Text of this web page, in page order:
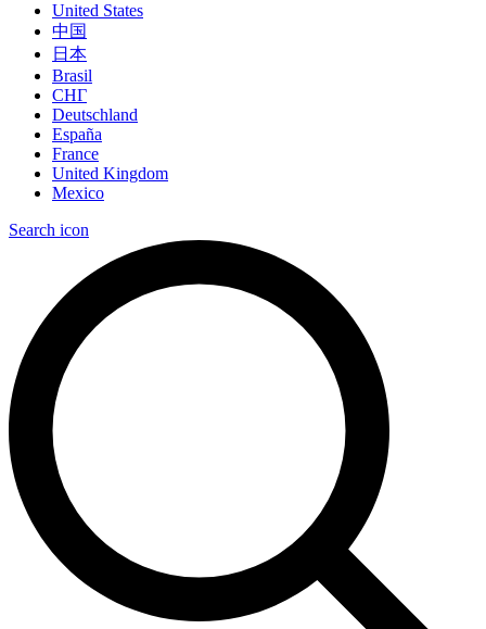
United States
中国
日本
Brasil
СНГ
Deutschland
España
France
United Kingdom
Mexico
Search icon